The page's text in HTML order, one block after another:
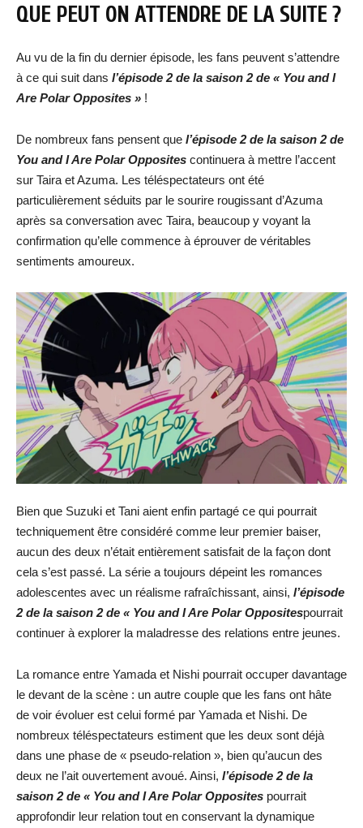
QUE PEUT ON ATTENDRE DE LA SUITE ?
Au vu de la fin du dernier épisode, les fans peuvent s’attendre
à ce qui suit dans l’épisode 2 de la saison 2 de « You and I
Are Polar Opposites » !
De nombreux fans pensent que l’épisode 2 de la saison 2 de
You and I Are Polar Opposites continuera à mettre l’accent
sur Taira et Azuma. Les téléspectateurs ont été
particulièrement séduits par le sourire rougissant d’Azuma
après sa conversation avec Taira, beaucoup y voyant la
confirmation qu’elle commence à éprouver de véritables
sentiments amoureux.
Bien que Suzuki et Tani aient enfin partagé ce qui pourrait
techniquement être considéré comme leur premier baiser,
aucun des deux n’était entièrement satisfait de la façon dont
cela s’est passé. La série a toujours dépeint les romances
adolescentes avec un réalisme rafraîchissant, ainsi, l’épisode
2 de la saison 2 de « You and I Are Polar Oppositespourrait
continuer à explorer la maladresse des relations entre jeunes.
La romance entre Yamada et Nishi pourrait occuper davantage
le devant de la scène : un autre couple que les fans ont hâte
de voir évoluer est celui formé par Yamada et Nishi. De
nombreux téléspectateurs estiment que les deux sont déjà
dans une phase de « pseudo-relation », bien qu’aucun des
deux ne l’ait ouvertement avoué. Ainsi, l’épisode 2 de la
saison 2 de « You and I Are Polar Opposites pourrait
approfondir leur relation tout en conservant la dynamique